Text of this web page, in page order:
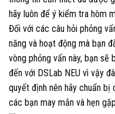
hãy luôn để ý kiểm tra hòm
Đối với các câu hỏi phỏng
năng và hoạt động mà bạn
vòng phỏng vấn này, bạn
đến với DSLab NEU vì vậy
quyết định nên hãy chuẩn bị
các bạn may mắn và hẹn